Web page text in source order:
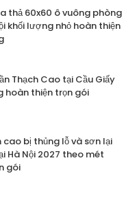
thả 60x60 ô vuông phòng
khối lượng nhỏ hoàn thiện
Thạch Cao tại Cầu Giấy
hoàn thiện trọn gói
bị thủng lỗ và sơn lại
Hà Nội 2027 theo mét
gói